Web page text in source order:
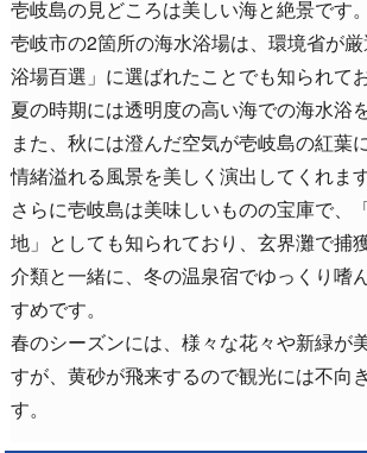
壱岐島の見どころは美しい海と絶景です。
壱岐市の2箇所の海水浴場は、環境省が
浴場百選」に選ばれたことでも知られて
夏の時期には透明度の高い海での海水浴
また、秋には澄んだ空気が壱岐島の紅葉
情緒溢れる風景を美しく演出してくれます
さらに壱岐島は美味しいものの宝庫で、
地」としても知られており、玄界灘で捕
介類と一緒に、冬の温泉宿でゆっくり嗜
すめです。
春のシーズンには、様々な花々や新緑が
すが、黄砂が飛来するので観光には不向
す。